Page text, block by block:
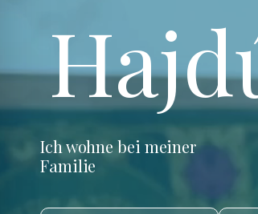
Ich wohne bei meiner
Familie